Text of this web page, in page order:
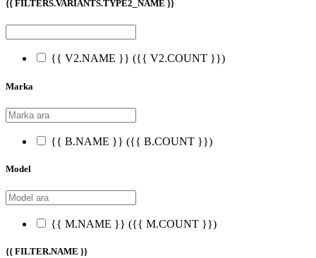
{{ FILTERS.VARIANTS.TYPE2_NAME }}
{{ V2.NAME }} ({{ V2.COUNT }})
Marka
{{ B.NAME }} ({{ B.COUNT }})
Model
{{ M.NAME }} ({{ M.COUNT }})
{{ FILTER.NAME }}